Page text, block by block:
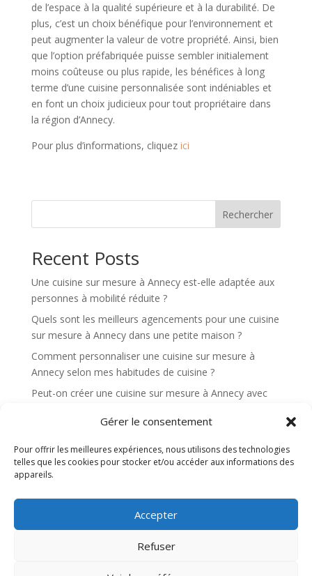
Gérer le consentement
Pour offrir les meilleures expériences, nous utilisons des technologies
telles que les cookies pour stocker et/ou accéder aux informations des
appareils.
Accepter
Refuser
de l’espace à la qualité supérieure et à la durabilité. De
plus, c’est un choix bénéfique pour l’environnement et
peut augmenter la valeur de votre propriété. Ainsi, bien
que l’option préfabriquée puisse sembler initialement
moins coûteuse ou plus rapide, les bénéfices à long
terme d’une cuisine personnalisée sont indéniables et
en font un choix judicieux pour tout propriétaire dans
la région d’Annecy.
Pour plus d’informations, cliquez ici
Rechercher
Recent Posts
Une cuisine sur mesure à Annecy est-elle adaptée aux
personnes à mobilité réduite ?
Quels sont les meilleurs agencements pour une cuisine
sur mesure à Annecy dans une petite maison ?
Comment personnaliser une cuisine sur mesure à
Annecy selon mes habitudes de cuisine ?
Peut-on créer une cuisine sur mesure à Annecy avec
Quels éléments rendent une cuisine sur mesure à
Annecy plus ergonomique au quotidien ?
Recent Comments